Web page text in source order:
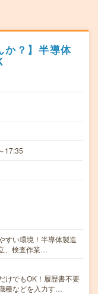
か？】半導体
17:35
すい環境！半導体製造
、検査作業…
けでもOK！履歴書不要
種などを入力す…